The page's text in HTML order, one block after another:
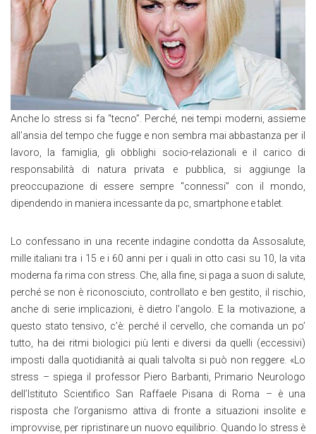
Anche lo stress si fa “tecno”. Perché, nei tempi moderni, assieme
all’ansia del tempo che fugge e non sembra mai abbastanza per il
lavoro, la famiglia, gli obblighi socio-relazionali e il carico di
responsabilità di natura privata e pubblica, si aggiunge la
preoccupazione di essere sempre “connessi” con il mondo,
dipendendo in maniera incessante da pc, smartphone e tablet.
Lo confessano in una recente indagine condotta da Assosalute,
mille italiani tra i 15 e i 60 anni per i quali in otto casi su 10, la vita
moderna fa rima con stress. Che, alla fine, si paga a suon di salute,
perché se non è riconosciuto, controllato e ben gestito, il rischio,
anche di serie implicazioni, è dietro l’angolo. E la motivazione, a
questo stato tensivo, c’è: perché il cervello, che comanda un po’
tutto, ha dei ritmi biologici più lenti e diversi da quelli (eccessivi)
imposti dalla quotidianità ai quali talvolta si può non reggere. «Lo
stress – spiega il professor Piero Barbanti, Primario Neurologo
dell’Istituto Scientifico San Raffaele Pisana di Roma – è una
risposta che l’organismo attiva di fronte a situazioni insolite e
improvvise, per ripristinare un nuovo equilibrio. Quando lo stress è